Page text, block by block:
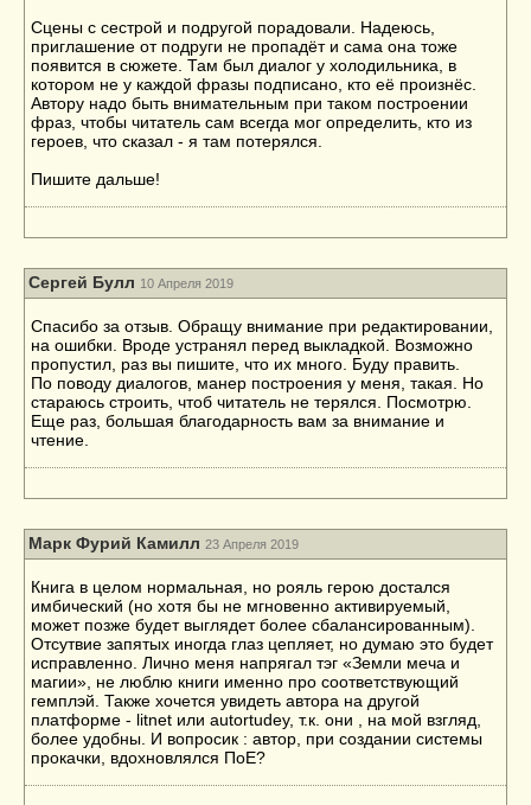
Сцены с сестрой и подругой порадовали. Надеюсь,
приглашение от подруги не пропадёт и сама она тоже
появится в сюжете. Там был диалог у холодильника, в
котором не у каждой фразы подписано, кто её произнёс.
Автору надо быть внимательным при таком построении
фраз, чтобы читатель сам всегда мог определить, кто из
героев, что сказал - я там потерялся.
Пишите дальше!
Сергей Булл 10 Апреля 2019
Спасибо за отзыв. Обращу внимание при редактировании,
на ошибки. Вроде устранял перед выкладкой. Возможно
пропустил, раз вы пишите, что их много. Буду править.
По поводу диалогов, манер построения у меня, такая. Но
стараюсь строить, чтоб читатель не терялся. Посмотрю.
Еще раз, большая благодарность вам за внимание и
чтение.
Марк Фурий Камилл 23 Апреля 2019
Книга в целом нормальная, но рояль герою достался
имбический (но хотя бы не мгновенно активируемый,
может позже будет выглядет более сбалансированным).
Отсутвие запятых иногда глаз цепляет, но думаю это будет
исправленно. Лично меня напрягал тэг «Земли меча и
магии», не люблю книги именно про соответствующий
гемплэй. Также хочется увидеть автора на другой
платформе - litnet или autortudey, т.к. они , на мой взгляд,
более удобны. И вопросик : автор, при создании системы
прокачки, вдохновлялся ПоЕ?